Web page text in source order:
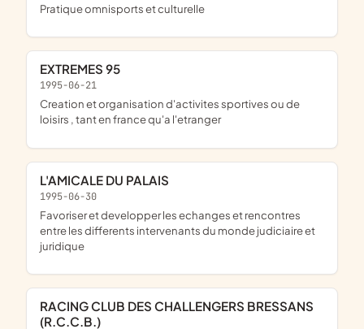
pratique omnisports et culturelle
EXTREMES 95
1995-06-21
creation et organisation d'activites sportives ou de
loisirs , tant en france qu'a l'etranger
L'AMICALE DU PALAIS
1995-06-30
favoriser et developper les echanges et rencontres
entre les differents intervenants du monde judiciaire et
juridique
RACING CLUB DES CHALLENGERS BRESSANS
(R.C.C.B.)